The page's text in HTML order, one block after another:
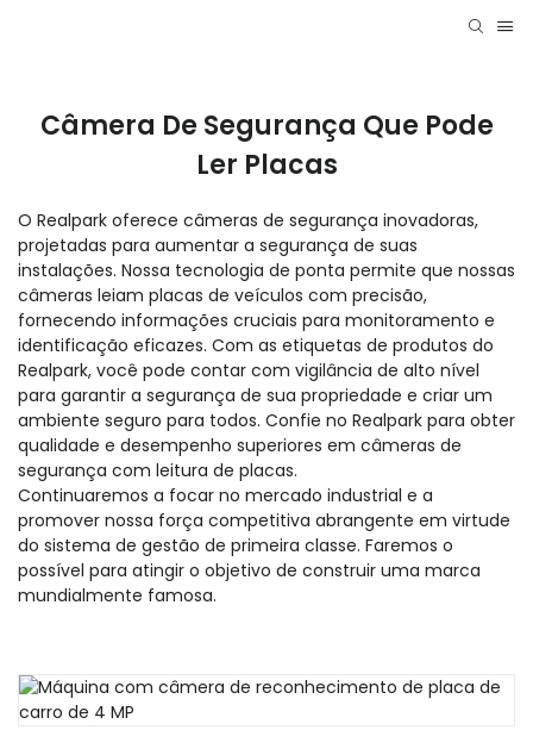
Câmera De Segurança Que Pode
Ler Placas
O Realpark oferece câmeras de segurança inovadoras,
projetadas para aumentar a segurança de suas
instalações. Nossa tecnologia de ponta permite que nossas
câmeras leiam placas de veículos com precisão,
fornecendo informações cruciais para monitoramento e
identificação eficazes. Com as etiquetas de produtos do
Realpark, você pode contar com vigilância de alto nível
para garantir a segurança de sua propriedade e criar um
ambiente seguro para todos. Confie no Realpark para obter
qualidade e desempenho superiores em câmeras de
segurança com leitura de placas.
Continuaremos a focar no mercado industrial e a
promover nossa força competitiva abrangente em virtude
do sistema de gestão de primeira classe. Faremos o
possível para atingir o objetivo de construir uma marca
mundialmente famosa.